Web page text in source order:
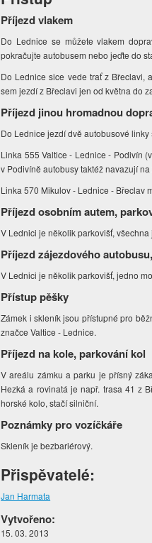
Příjezd vlakem
Do Lednice se můžete vlakem
pokračujte autobusem nebo jeďte do
Do Lednice sice vede trať z Břeclavi,
sem jezdí z Břeclavi jen od května do
Příjezd jinou hromadnou
Do Lednice jezdí dvě autobusové
Linka 555 Valtice - Lednice - Podivín
v Podivíně autobusy taktéž navazují
Linka 570 Mikulov - Lednice - Břeclav
Příjezd osobním autem,
V Lednici je několik parkovišť, všechna
Příjezd zájezdového
V Lednici je několik parkovišť, jedno
Přístup pěšky
Zámek i skleník jsou přístupné pro
značce Valtice - Lednice.
Příjezd na kole, parkování kol
V areálu zámku a parku je přísný
Hezká a rovinatá je např. trasa 41 z
horské kolo, stačí silniční.
Poznámky pro vozíčkáře
Skleník je bezbariérový.
Přispěvatelé:
Jan Harmata
Vytvořeno:
15. 03. 2013